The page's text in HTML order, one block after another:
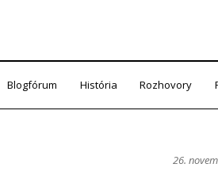
Blogfórum História Rozhovory
26.